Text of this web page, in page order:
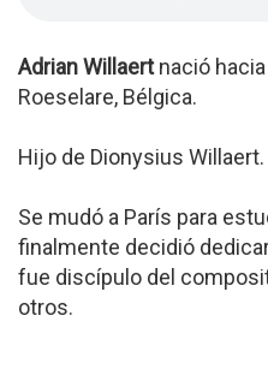
Adrian Willaertnació hacia
Roeselare, Bélgica.
Hijo de Dionysius Willaert.
Se mudó a París para
finalmente decidió
fue discípulo del
otros.